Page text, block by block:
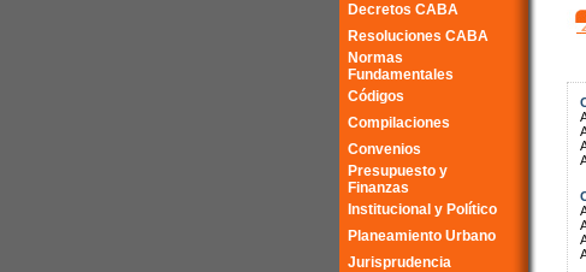
Decretos CABA
Resoluciones CABA
Normas
Fundamentales
Códigos
Compilaciones
Convenios
Presupuesto y
Finanzas
Institucional y Político
Planeamiento Urbano
Jurisprudencia